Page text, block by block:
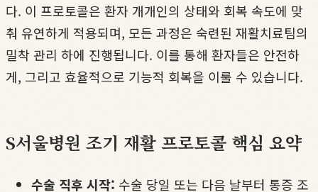
다. 이 프로토콜은 환자 개개인의 상태와 회복 속도에 맞
춰 유연하게 적용되며, 모든 과정은 숙련된 재활치료팀의
밀착 관리 하에 진행됩니다. 이를 통해 환자들은 안전하
게, 그리고 효율적으로 기능적 회복을 이룰 수 있습니다.
S서울병원 조기 재활 프로토콜 핵심 요약
수술 직후 시작: 수술 당일 또는 다음 날부터 통증 조